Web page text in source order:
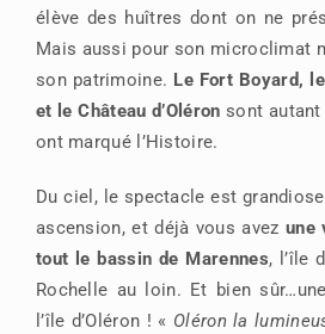
élève des huîtres dont on ne
Mais aussi pour son microclimat
son patrimoine. Le Fort Boyard,
et le Château d’Oléron sont
ont marqué l’Histoire.
Du ciel, le spectacle est
ascension, et déjà vous avez une
tout le bassin de Marennes, l’île
Rochelle au loin. Et bien
l’île d’Oléron ! « Oléron la